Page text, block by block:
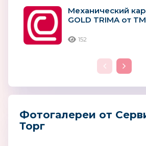
Механический
GOLD TRIMA от
152
Фотогалереи от
Торг